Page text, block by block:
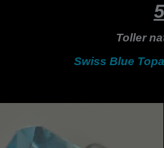
Toller
Swiss Blue